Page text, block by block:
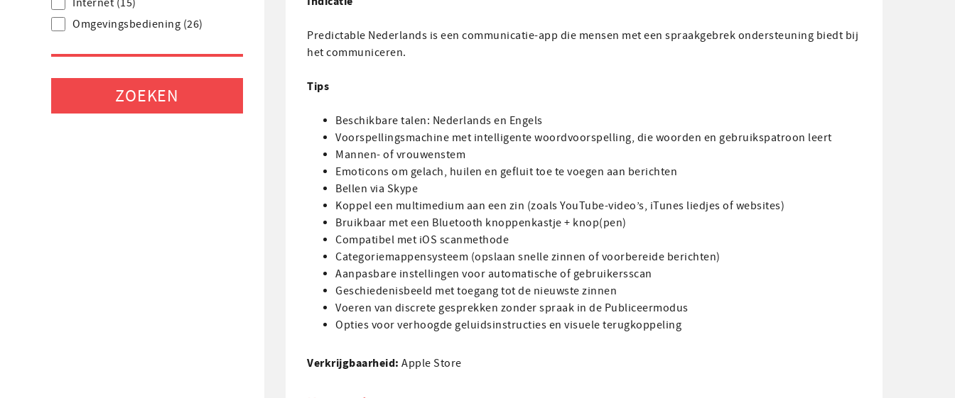
Internet (15)
Omgevings­bediening (26)
Predictable Nederlands is een communicatie-app die mensen met een spraakgebrek ondersteuning biedt bij
het communiceren.
Tips
Beschikbare talen: Nederlands en Engels
Voorspellingsmachine met intelligente woordvoorspelling, die woorden en gebruikspatroon leert
Mannen- of vrouwenstem
Emoticons om gelach, huilen en gefluit toe te voegen aan berichten
Bellen via Skype
Koppel een multimedium aan een zin (zoals YouTube-video’s, iTunes liedjes of websites)
Bruikbaar met een Bluetooth knoppenkastje + knop(pen)
Compatibel met iOS scanmethode
Categoriemappensysteem (opslaan snelle zinnen of voorbereide berichten)
Aanpasbare instellingen voor automatische of gebruikersscan
Geschiedenisbeeld met toegang tot de nieuwste zinnen
Voeren van discrete gesprekken zonder spraak in de Publiceermodus
Opties voor verhoogde geluidsinstructies en visuele terugkoppeling
Verkrijgbaarheid: Apple Store